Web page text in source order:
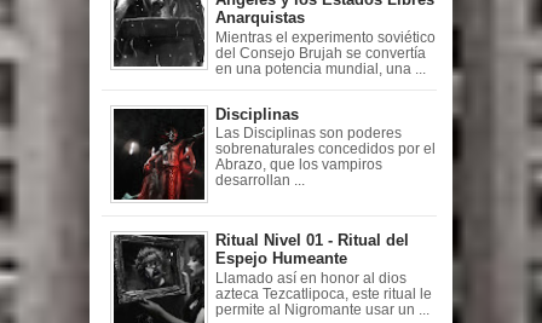
Anarquistas
Mientras el experimento soviético
del Consejo Brujah se convertía
en una potencia mundial, una ...
Disciplinas
Las Disciplinas son poderes
sobrenaturales concedidos por el
Abrazo, que los vampiros
desarrollan ...
Ritual Nivel 01 - Ritual del
Espejo Humeante
Llamado así en honor al dios
azteca Tezcatlipoca, este ritual le
permite al Nigromante usar un ...